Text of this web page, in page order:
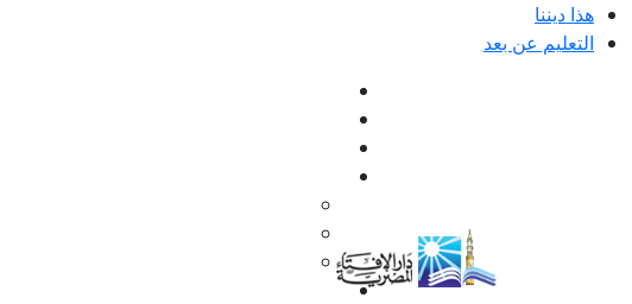
هذا ديننا
التعليم عن بعد